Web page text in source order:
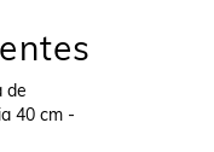
de
40 cm -